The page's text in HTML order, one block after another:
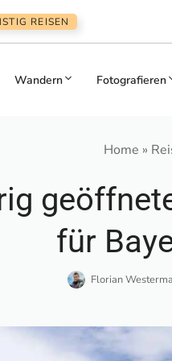
REISEN
Wandern Fotografieren
Home »
für
Florian